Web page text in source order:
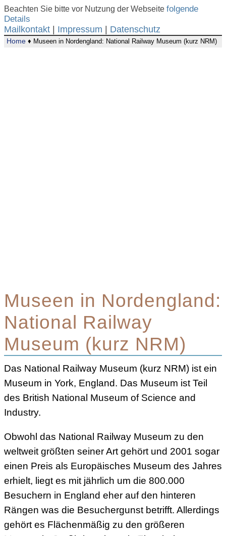
Beachten Sie bitte vor Nutzung der Webseite folgende
Details
Mailkontakt Impressum Datenschutz
Home ♦ Museen in Nordengland: National Railway Museum (kurz NRM)
Museen in Nordengland:
National Railway
Museum (kurz NRM)
Das National Railway Museum (kurz NRM) ist ein
Museum in York, England. Das Museum ist Teil
des British National Museum of Science and
Industry.
Obwohl das National Railway Museum zu den
weltweit größten seiner Art gehört und 2001 sogar
einen Preis als Europäisches Museum des Jahres
erhielt, liegt es mit jährlich um die 800.000
Besuchern in England eher auf den hinteren
Rängen was die Besuchergunst betrifft. Allerdings
gehört es Flächenmäßig zu den größeren